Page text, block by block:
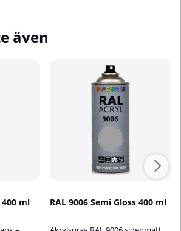
även
400 ml
RAL 9006 Semi Gloss 400 ml